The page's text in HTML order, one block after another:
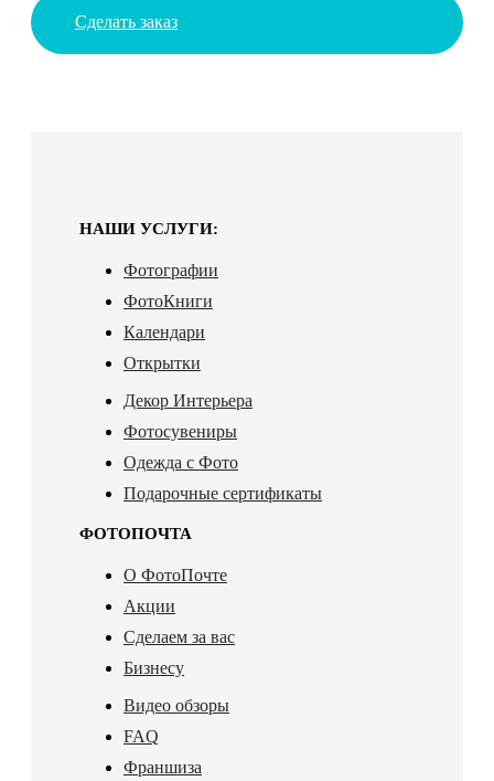
Сделать заказ
НАШИ УСЛУГИ:
Фотографии
ФотоКниги
Календари
Открытки
Декор Интерьера
Фотосувениры
Одежда с Фото
Подарочные сертификаты
ФОТОПОЧТА
О ФотоПочте
Акции
Сделаем за вас
Бизнесу
Видео обзоры
FAQ
Франшиза